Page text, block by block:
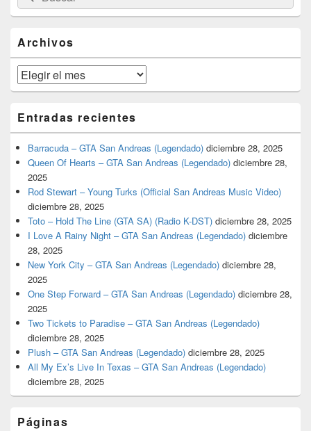
de
widget
lateral
primaria
por:
Archivos
Archivos
Entradas recientes
Barracuda – GTA San Andreas (Legendado) diciembre 28, 2025
Queen Of Hearts – GTA San Andreas (Legendado) diciembre 28,
2025
Rod Stewart – Young Turks (Official San Andreas Music Video)
diciembre 28, 2025
Toto – Hold The Line (GTA SA) (Radio K-DST) diciembre 28, 2025
I Love A Rainy Night – GTA San Andreas (Legendado) diciembre
28, 2025
New York City – GTA San Andreas (Legendado) diciembre 28,
2025
One Step Forward – GTA San Andreas (Legendado) diciembre 28,
2025
Two Tickets to Paradise – GTA San Andreas (Legendado)
diciembre 28, 2025
Plush – GTA San Andreas (Legendado) diciembre 28, 2025
All My Ex’s Live In Texas – GTA San Andreas (Legendado)
diciembre 28, 2025
Páginas